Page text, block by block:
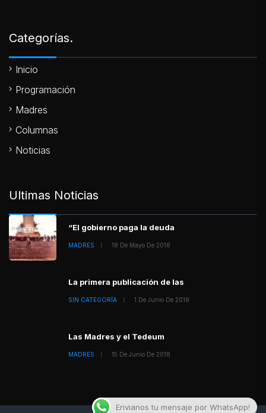
Categorías.
Inicio
Programación
Madres
Columnas
Noticias
Ultimas Noticias
“El gobierno paga la deuda
MADRES 18 De Mayo De 2018
La primera publicación de las
SIN CATEGORÍA 1 De Junio De 2018
Las Madres y el Tedeum
MADRES 15 De Junio De 2018
Envianos tu mensaje por WhatsApp!